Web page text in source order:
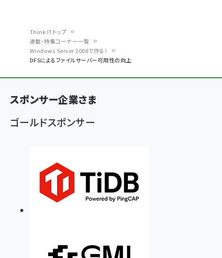
く
ず
Think ITトップ
連載・特集コーナー一覧
Windows Server 2008で作る！
DFSによるファイルサーバー可用性の向上
スポンサー企業さま
ゴールドスポンサー